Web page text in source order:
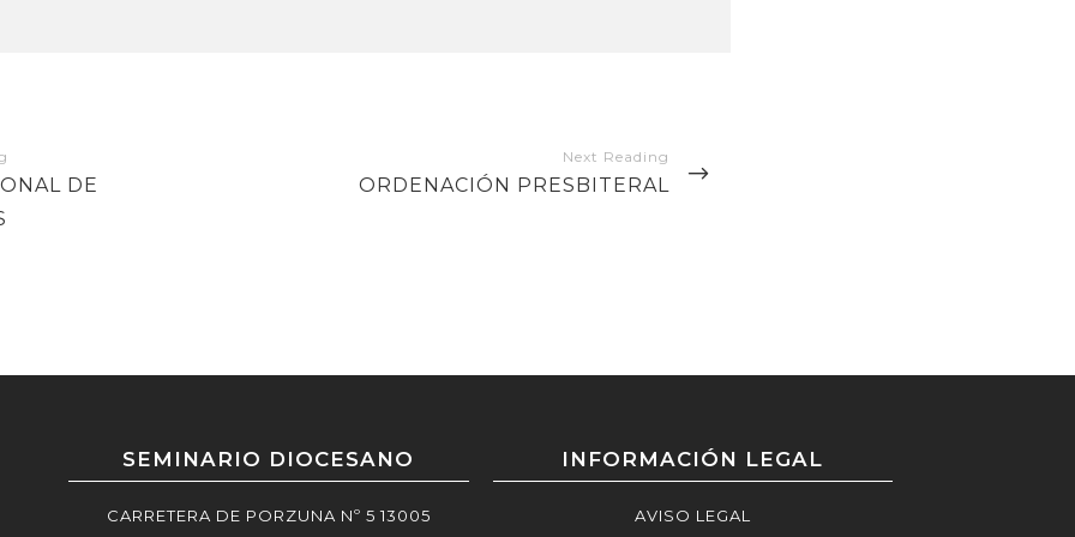
DE
NEXT
ORDENACIÓN PRESBITERAL
SEMINARIO DIOCESANO
CARRETERA DE PORZUNA Nº 5 13005
INFORMACIÓN LEGAL
AVISO LEGAL